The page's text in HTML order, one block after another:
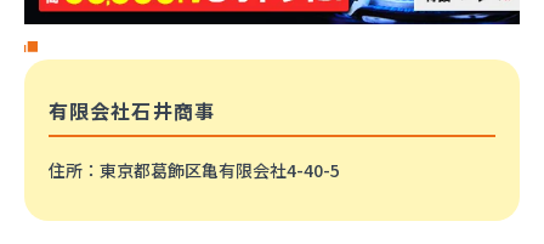
有限会社石井商事
住所 ：東京都葛飾区亀有限会社4-40-5